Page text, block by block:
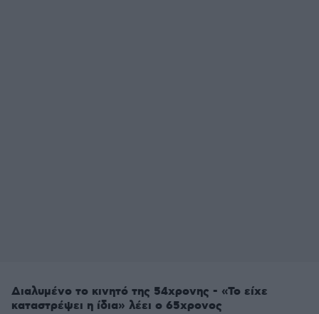
Διαλυμένο το κινητό της 54χρονης - «Το είχε
καταστρέψει η ίδια» λέει ο 65χρονος